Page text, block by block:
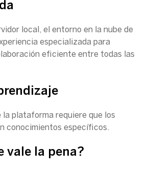
local, el entorno en la nube de
especializada para
eficiente entre todas las
la plataforma requiere que los
conocimientos específicos.
vale la pena?